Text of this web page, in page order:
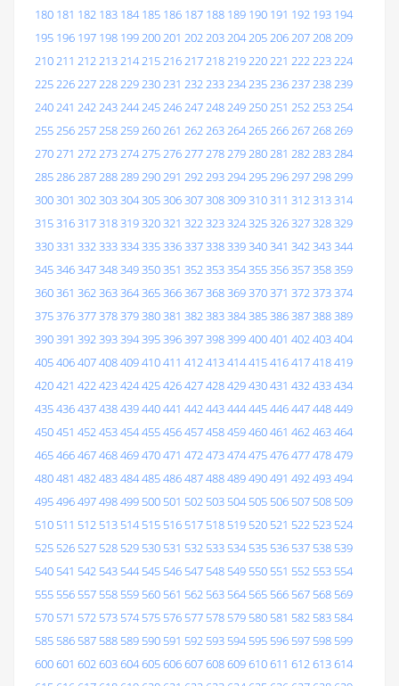
180 181 182 183 184 185 186 187 188 189 190 191 192 193 194
195 196 197 198 199200201 202203204205206207208209
210211 212213214215216217218219220221 222223224
225226227228229230231 232233234235236237238239
240241 242243244245246247248249250251 252253254
255256257258259260261 262263264265266267268269
270271 272273274275276277278279280281 282283284
285286287288289290291 292293294295296297298299
300301 302303304305306307308309310311 312313314
315316317318319320321 322323324325326327328329
330331 332333334335336337338339340341 342343344
345346347348349350351 352353354355356357358359
360361 362363364365366367368369370371 372373374
375376377378379380381 382383384385386387388389
390391 392393394395396397398399400401 402403404
405406407408409410411 412413414415416417418419
420421 422423424425426427428429430431 432433434
435436437438439440441 442443444445446447448449
450451 452453454455456457458459460461 462463464
465466467468469470471 472473474475476477478479
480481 482483484485486487488489490491 492493494
495496497498499 500 501 502 503 504 505 506 507 508 509
510 511 512 513 514 515 516 517 518 519 520 521 522 523 524
525 526 527 528 529 530 531 532 533 534 535 536 537 538 539
540 541 542 543 544 545 546 547 548 549 550 551 552 553 554
555 556 557 558 559 560 561 562 563 564 565 566 567 568 569
570 571 572 573 574 575 576 577 578 579 580 581 582 583 584
585 586 587 588 589 590 591 592 593 594 595 596 597 598 599
600601 602603604605606607608609610611 612613614